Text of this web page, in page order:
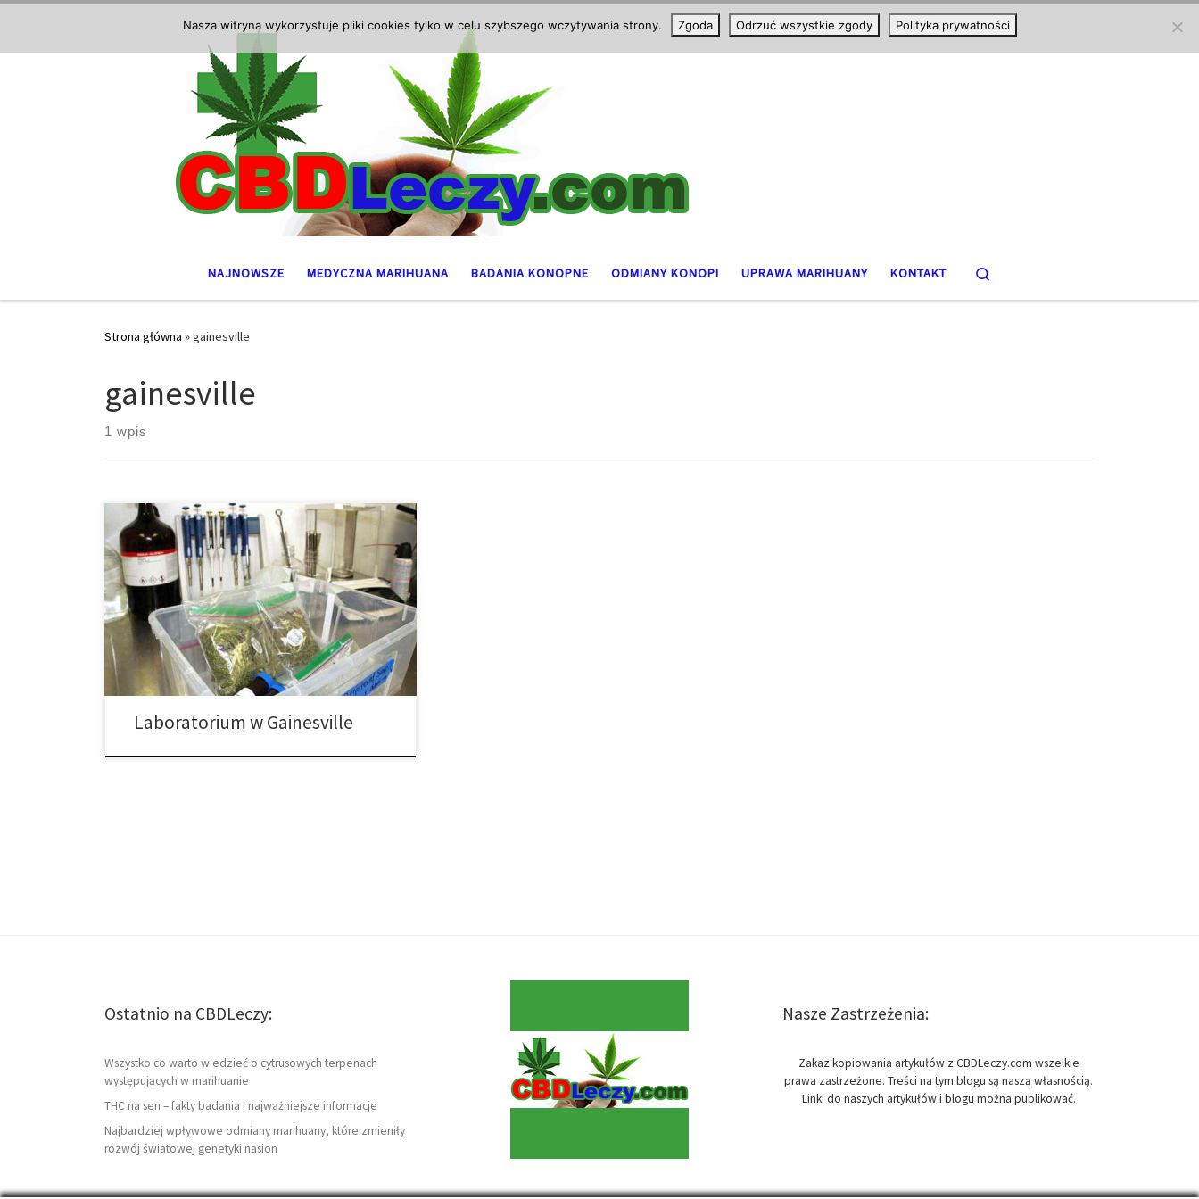
NAJNOWSZE MEDYCZNA MARIHUANA BADANIA KONOPNE ODMIANY KONOPI UPRAWA MARIHUANY KONTAKT
Strona główna »gainesville
gainesville
1 wpis
Planowane jest otworzenie laboratorium testującego
cannabis w Gainesville. Gainesville wkrótce stanie się
domem pierwszego na Florydzie ośrodka testującego
marihuanę. EVIO Labs Florida, Gainesville,
laboratorium znajdujące się w budowie w północnym
Gainesville, na zachód od Main Street, zostanie
otwarte w kwietniu lub w maju, powiedział Ryan
Hurley, kierownik biura laboratorium. Główna […]
Laboratorium w Gainesville
Ostatnio na CBDLeczy:
Wszystko co warto wiedzieć o cytrusowych terpenach
występujących w marihuanie
THC na sen – fakty badania i najważniejsze informacje
Najbardziej wpływowe odmiany marihuany, które zmieniły
rozwój światowej genetyki nasion
Nasze Zastrzeżenia:
Zakaz kopiowania artykułów z CBDLeczy.com wszelkie
prawa zastrzeżone. Treści na tym blogu są naszą własnością.
Linki do naszych artykułów i blogu można publikować.
Nasza witryna wykorzystuje pliki cookies tylko w celu szybszego wczytywania strony. Zgoda Odrzuć wszystkie zgody Polityka prywatności